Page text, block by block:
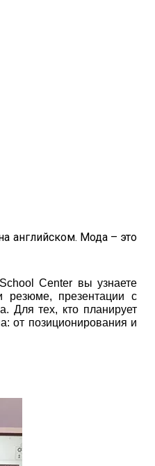
английском. Мода – это
Center вы узнаете
резюме, презентации с
Для тех, кто планирует
от позиционирования и